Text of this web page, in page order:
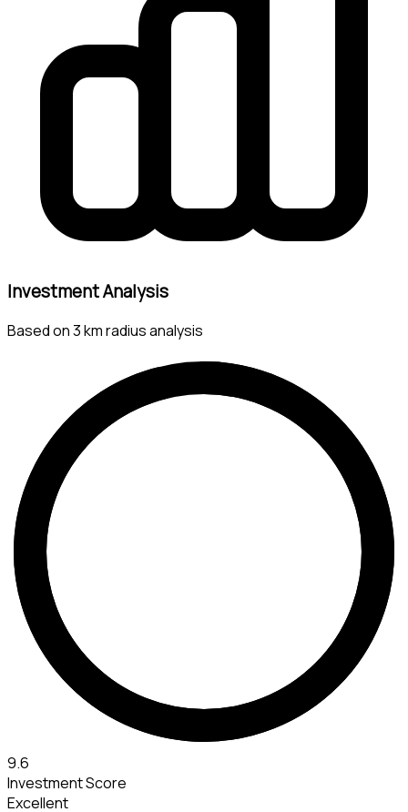
Investment Analysis
Based on 3 km radius analysis
9.6
Investment Score
Excellent